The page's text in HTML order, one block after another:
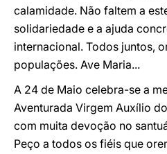
calamidade. Não faltem a
solidariedade e a ajuda
internacional. Todos juntos,
populações. Ave Maria...
A 24 de Maio celebra-se a
Aventurada Virgem Auxílio
com muita devoção no
Peço a todos os fiéis que